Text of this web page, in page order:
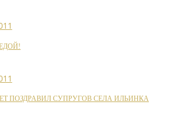
ПОЗДРАВИЛ СУПРУГОВ СЕЛА ИЛЬИНКА